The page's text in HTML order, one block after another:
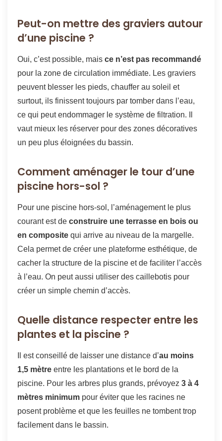
Peut-on mettre des graviers autour
d’une piscine ?
Oui, c’est possible, mais ce n’est pas recommandé
pour la zone de circulation immédiate. Les graviers
peuvent blesser les pieds, chauffer au soleil et
surtout, ils finissent toujours par tomber dans l’eau,
ce qui peut endommager le système de filtration. Il
vaut mieux les réserver pour des zones décoratives
un peu plus éloignées du bassin.
Comment aménager le tour d’une
piscine hors-sol ?
Pour une piscine hors-sol, l’aménagement le plus
courant est de construire une terrasse en bois ou
en composite qui arrive au niveau de la margelle.
Cela permet de créer une plateforme esthétique, de
cacher la structure de la piscine et de faciliter l’accès
à l’eau. On peut aussi utiliser des caillebotis pour
créer un simple chemin d’accès.
Quelle distance respecter entre les
plantes et la piscine ?
Il est conseillé de laisser une distance d’au moins
1,5 mètre entre les plantations et le bord de la
piscine. Pour les arbres plus grands, prévoyez 3 à 4
mètres minimum pour éviter que les racines ne
posent problème et que les feuilles ne tombent trop
facilement dans le bassin.